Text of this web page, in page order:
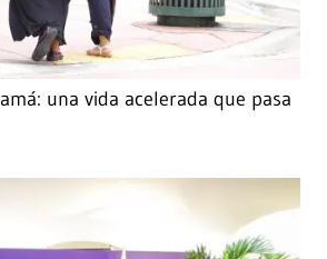
una vida acelerada que pasa